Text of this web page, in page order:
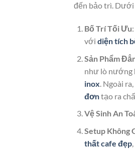
đến bảo trì. Dưới
Bố Trí Tối Ưu
với diện tích
Sản Phẩm
như lò nướng
inox . Ngoài
đơntạo ra
Vệ Sinh An
Setup Không
thất cafe đẹp